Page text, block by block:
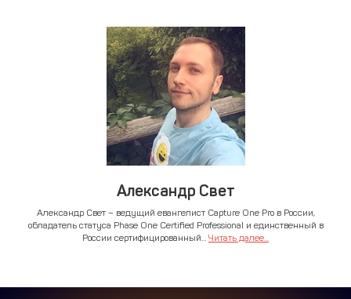
Александр Свет
Александр Свет – ведущий евангелист Capture One Pro в России,
обладатель статуса Phase One Certified Professional и единственный в
России сертифицированный... Читать далее...